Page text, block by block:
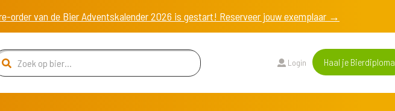
order van de Bier Adventskalender 2026 is gestart! Reserveer jouw exemplaar →
Login Haal je Bierdiploma